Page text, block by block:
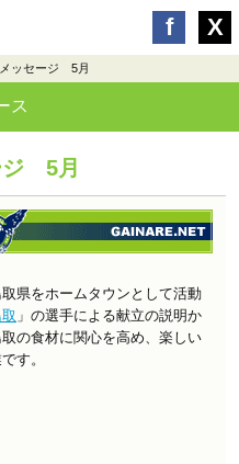
ッセージ 5月
ス
ジ 5月
県をホームタウンとして活動
」の選手による献立の説明か
の食材に関心を高め、楽しい
す。